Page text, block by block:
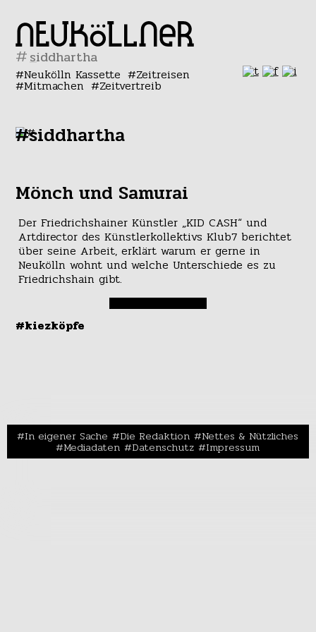
#
Neukölln Kassette Zeitreisen
Mitmachen Zeitvertreib
#siddhartha
Mönch und Samurai
Der Friedrichshainer Künstler „KID CASH“ und
Artdirector des Künstlerkollektivs Klub7 berichtet
über seine Arbeit, erklärt warum er gerne in
Neukölln wohnt und welche Unterschiede es zu
Friedrichshain gibt.
#kiezköpfe
In eigener Sache Die Redaktion Nettes & Nützliches
Mediadaten Datenschutz Impressum